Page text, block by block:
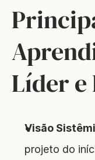
Líder e
Visão
projeto do